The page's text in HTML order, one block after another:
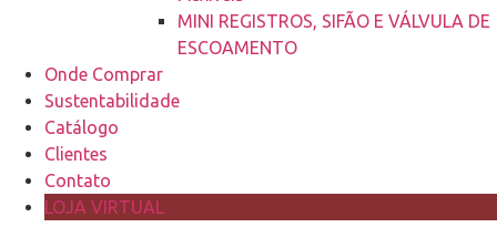
MINI REGISTROS, SIFÃO E VÁLVULA DE
ESCOAMENTO
Onde Comprar
Sustentabilidade
Catálogo
Clientes
Contato
LOJA VIRTUAL